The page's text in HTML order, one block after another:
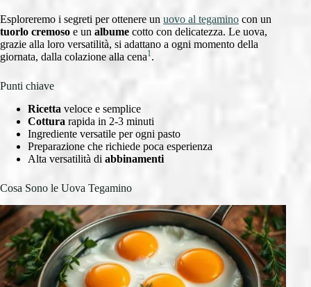
Esploreremo i segreti per ottenere un uovo al tegamino con un
tuorlo cremoso e un albume cotto con delicatezza. Le uova,
grazie alla loro versatilità, si adattano a ogni momento della
giornata, dalla colazione alla cena1.
Punti chiave
Ricetta veloce e semplice
Cottura rapida in 2-3 minuti
Ingrediente versatile per ogni pasto
Preparazione che richiede poca esperienza
Alta versatilità di abbinamenti
Cosa Sono le Uova Tegamino